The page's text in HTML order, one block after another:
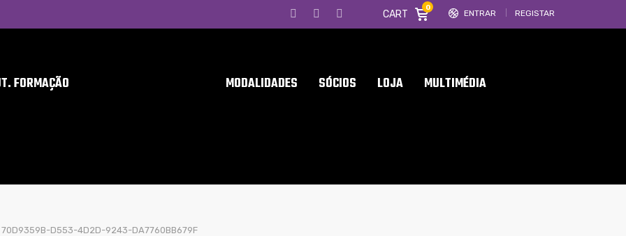
ENTRAR REGISTAR
CART
0
FORMAÇÃO MODALIDADES SÓCIOS LOJA MULTIMÉDIA
70D9359B-D553-4D2D-9243-DA7760BB679F